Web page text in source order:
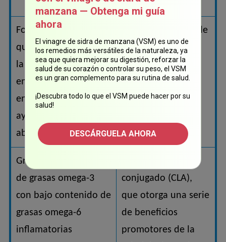
lactobacilos vivos
Fosfatasa, una enzima
que ayuda y favorece
la absorción de calcio
en los huesos; y la
enzima lipasa, que
ayuda a hidrolizar y
absorber las grasas
Colesterol saludable
sin oxidación
Grandes cantidades
de grasas omega-3
con bajo contenido de
grasas omega-6
inflamatorias
conjugado (CLA),
que otorga una serie
de beneficios
promotores de la
manzana — Obtenga mi guía
ahora
El vinagre de sidra de manzana (VSM) es uno de
los remedios más versátiles de la naturaleza, ya
sea que quiera mejorar su digestión, reforzar la
salud de su corazón o controlar su peso, el VSM
es un gran complemento para su rutina de salud.
¡Descubra todo lo que el VSM puede hacer por su
salud!
DESCÁRGUELA AHORA